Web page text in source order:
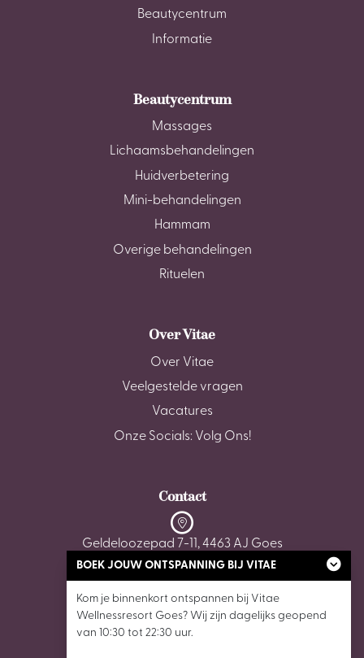
Beautycentrum
Informatie
Beautycentrum
Massages
Lichaamsbehandelingen
Huidverbetering
Mini-behandelingen
Hammam
Overige behandelingen
Rituelen
Over Vitae
Over Vitae
Veelgestelde vragen
Vacatures
Onze Socials: Volg Ons!
Contact
Geldeloozepad 7-11, 4463 AJ Goes
wellnessgoes@vitaewellnessresorts.nl
BOEK JOUW ONTSPANNING BIJ VITAE
Kom je binnenkort ontspannen bij Vitae
Wellnessresort Goes? Wij zijn dagelijks geopend
van 10:30 tot 22:30 uur.